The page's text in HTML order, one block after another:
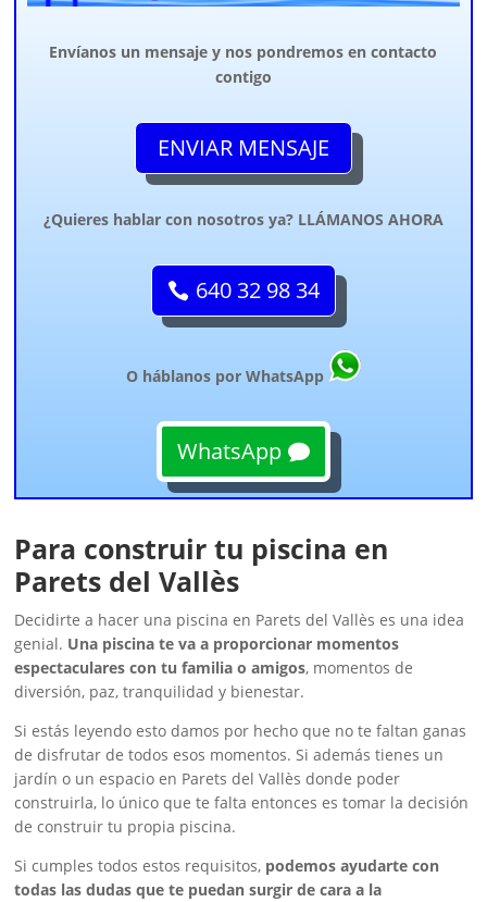
Envíanos un mensaje y nos pondremos en contacto
contigo
ENVIAR MENSAJE
¿Quieres hablar con nosotros ya? LLÁMANOS AHORA
640 32 98 34
O háblanos por WhatsApp
WhatsApp
Para construir tu piscina en
Parets del Vallès
Decidirte a hacer una piscina en Parets del Vallès es una idea
genial. Una piscina te va a proporcionar momentos
espectaculares con tu familia o amigos, momentos de
diversión, paz, tranquilidad y bienestar.
Si estás leyendo esto damos por hecho que no te faltan ganas
de disfrutar de todos esos momentos. Si además tienes un
jardín o un espacio en Parets del Vallès donde poder
construirla, lo único que te falta entonces es tomar la decisión
de construir tu propia piscina.
Si cumples todos estos requisitos, podemos ayudarte con
todas las dudas que te puedan surgir de cara a la